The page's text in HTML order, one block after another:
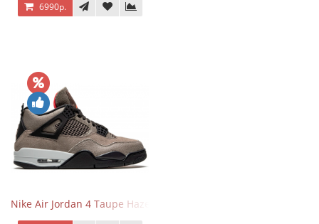
6990р.
Nike Air Jordan 4 Taupe Haze